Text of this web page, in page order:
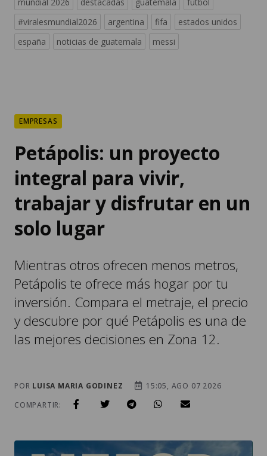
españa
noticias de guatemala messi
Petápolis: un proyecto
integral para vivir,
trabajar y disfrutar en un
solo lugar
Mientras otros ofrecen menos metros,
inversión. Compara el metraje, el precio
y descubre por qué Petápolis es una de
las mejores decisiones en Zona 12.
LUISA MARIA GODINEZ